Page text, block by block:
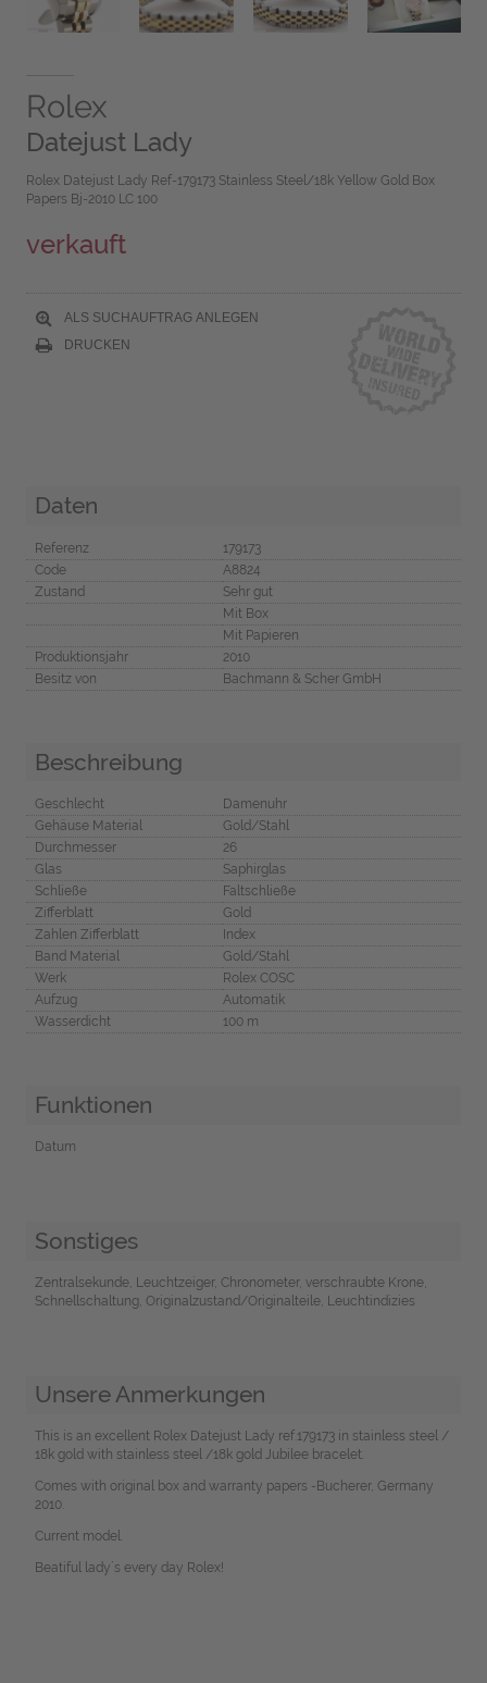
Rolex
Datejust Lady
Rolex Datejust Lady Ref-179173 Stainless Steel/18k Yellow Gold Box
Papers Bj-2010 LC 100
verkauft
ALS SUCHAUFTRAG ANLEGEN
DRUCKEN
Daten
Referenz
179173
Code
A8824
Zustand
Sehr gut
Mit Box
Mit Papieren
Produktionsjahr
2010
Besitz von
Bachmann & Scher GmbH
Beschreibung
Geschlecht
Damenuhr
Gehäuse Material
Gold/Stahl
Durchmesser
26
Glas
Saphirglas
Schließe
Faltschließe
Zifferblatt
Gold
Zahlen Zifferblatt
Index
Band Material
Gold/Stahl
Werk
Rolex COSC
Aufzug
Automatik
Wasserdicht
100 m
Funktionen
Datum
Sonstiges
Zentralsekunde, Leuchtzeiger, Chronometer, verschraubte Krone,
Schnellschaltung, Originalzustand/Originalteile, Leuchtindizies
Unsere Anmerkungen
This is an excellent Rolex Datejust Lady ref.179173 in stainless steel /
18k gold with stainless steel /18k gold Jubilee bracelet.
Comes with original box and warranty papers -Bucherer, Germany
2010.
Current model.
Beatiful lady´s every day Rolex!